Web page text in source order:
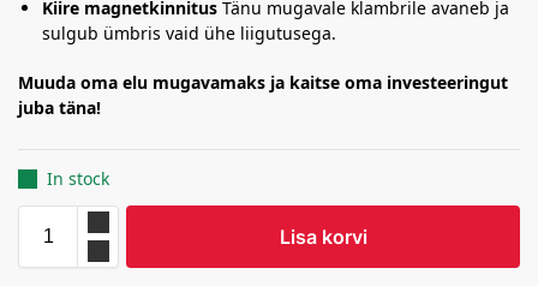
Kiire magnetkinnitus Tänu mugavale klambrile avaneb ja
sulgub ümbris vaid ühe liigutusega.
Muuda oma elu mugavamaks ja kaitse oma investeeringut
juba täna!
In stock
Lisa korvi